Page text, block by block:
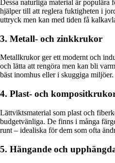
Dessa naturliga material är
hjälper till att reglera fuktigheten i
uttryck men kan med tiden få
3. Metall- och zinkkrukor
Metallkrukor ger ett modernt och
och lätta att rengöra men kan bli
bäst inomhus eller i skuggiga miljöer.
4. Plast- och
Lättviktsmaterial som plast och
budgetvänliga. De finns i många
runt – idealiska för dem som ofta
5. Hängande och